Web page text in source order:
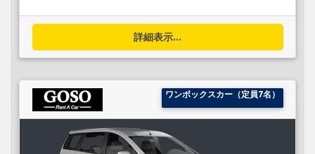
詳細表示...
ワンボックスカー（定員7名）